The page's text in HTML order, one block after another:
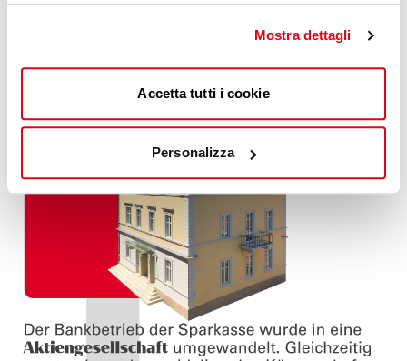
Mostra dettagli
Accetta tutti i cookie
Personalizza